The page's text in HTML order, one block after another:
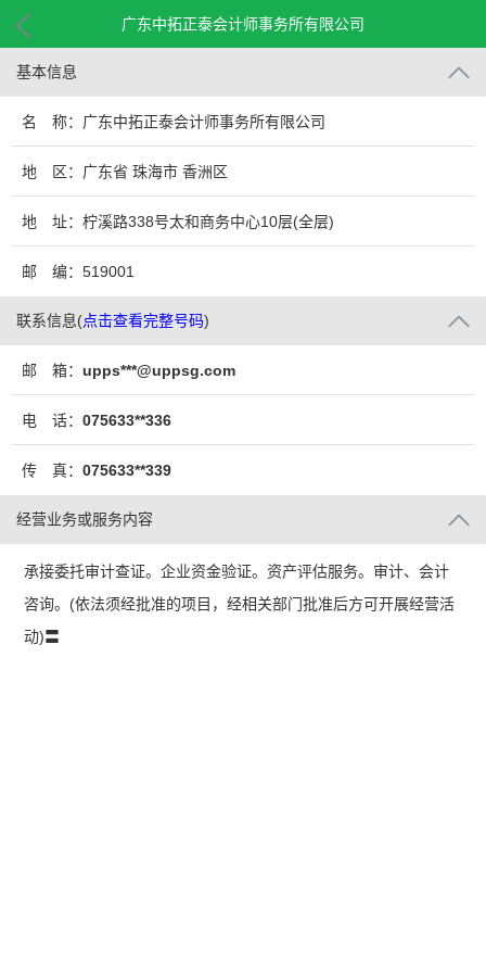
广东中拓正泰会计师事务所有限公司
基本信息
名 称：广东中拓正泰会计师事务所有限公司
地 区：广东省 珠海市 香洲区
地 址：柠溪路338号太和商务中心10层(全层)
邮 编：519001
联系信息(点击查看完整号码)
邮 箱： upps***@uppsg.com
电 话： 075633**336
传 真： 075633**339
经营业务或服务内容
承接委托审计查证。企业资金验证。资产评估服务。审计、会计
咨询。(依法须经批准的项目，经相关部门批准后方可开展经营活
动)〓